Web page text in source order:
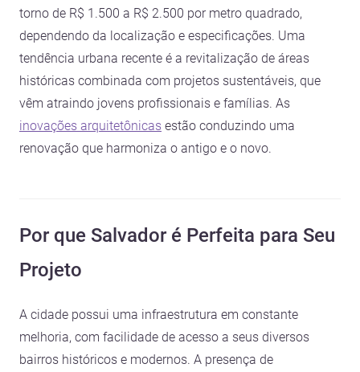
torno de R$ 1.500 a R$ 2.500 por metro quadrado,
dependendo da localização e especificações. Uma
tendência urbana recente é a revitalização de áreas
históricas combinada com projetos sustentáveis, que
vêm atraindo jovens profissionais e famílias. As
inovações arquitetônicas estão conduzindo uma
renovação que harmoniza o antigo e o novo.
Por que Salvador é Perfeita para Seu
Projeto
A cidade possui uma infraestrutura em constante
melhoria, com facilidade de acesso a seus diversos
bairros históricos e modernos. A presença de